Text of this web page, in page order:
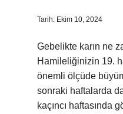
Tarih: Ekim 10, 2024
Gebelikte karın ne
Hamileliğinizin 19.
önemli ölçüde
sonraki haftalarda
kaçıncı haftasında